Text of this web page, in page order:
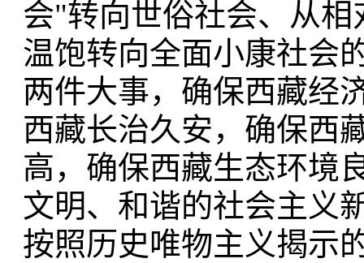
会"转向世俗社会、从
温饱转向全面小康社会
两件大事，确保西藏经
西藏长治久安，确保西
高，确保西藏生态环境
文明、和谐的社会主义
按照历史唯物主义揭示